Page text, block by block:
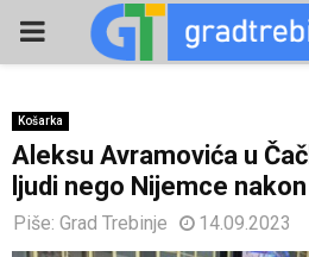
PRIMARY
Košarka
Aleksu Avramovića u
ljudi nego Nijemce
Piše: Grad Trebinje 14.09.2023